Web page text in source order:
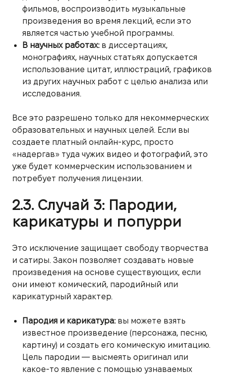
фильмов, воспроизводить музыкальные
произведения во время лекций, если это
является частью учебной программы.
В научных работах:в диссертациях,
монографиях, научных статьях допускается
использование цитат, иллюстраций, графиков
из других научных работ с целью анализа или
исследования.
Все это разрешено только для некоммерческих
образовательных и научных целей. Если вы
создаете платный онлайн-курс, просто
«надергав» туда чужих видео и фотографий, это
уже будет коммерческим использованием и
потребует получения лицензии.
2.3. Случай 3: Пародии,
карикатуры и попурри
Это исключение защищает свободу творчества
и сатиры. Закон позволяет создавать новые
произведения на основе существующих, если
они имеют комический, пародийный или
карикатурный характер.
Пародия и карикатура:вы можете взять
известное произведение (персонажа, песню,
картину) и создать его комическую имитацию.
Цель пародии — высмеять оригинал или
какое-то явление с помощью узнаваемых